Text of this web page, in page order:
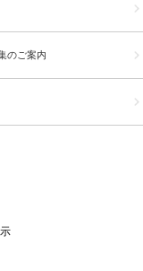
のご案内